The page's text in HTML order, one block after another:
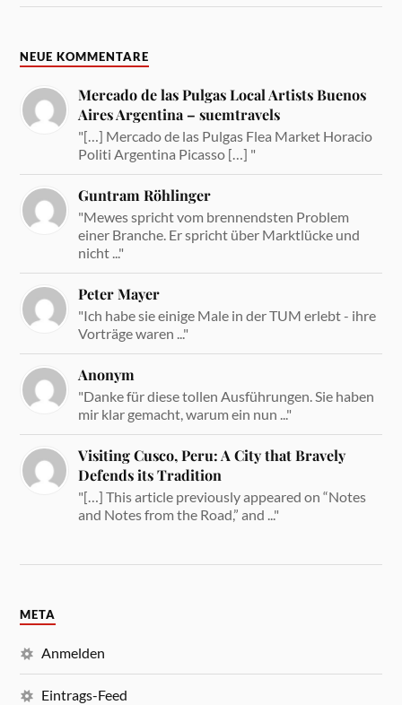
NEUE KOMMENTARE
Mercado de las Pulgas Local Artists Buenos
Aires Argentina – suemtravels
"[…] Mercado de las Pulgas Flea Market Horacio
Politi Argentina Picasso […] "
Guntram Röhlinger
"Mewes spricht vom brennendsten Problem
einer Branche. Er spricht über Marktlücke und
nicht ..."
Peter Mayer
"Ich habe sie einige Male in der TUM erlebt - ihre
Vorträge waren ..."
Anonym
"Danke für diese tollen Ausführungen. Sie haben
mir klar gemacht, warum ein nun ..."
Visiting Cusco, Peru: A City that Bravely
Defends its Tradition
"[…] This article previously appeared on “Notes
and Notes from the Road,” and ..."
META
Anmelden
Eintrags-Feed